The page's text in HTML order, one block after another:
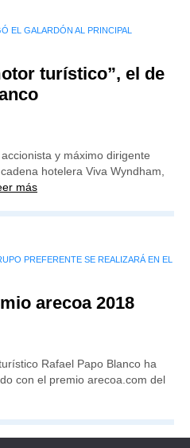
EL GALARDÓN AL PRINCIPAL
turístico”, el de
y máximo dirigente
hotelera Viva Wyndham,
más
PREFERENTE SE REALIZARÁ EN EL
arecoa 2018
Rafael Papo Blanco ha
con el premio arecoa.com del